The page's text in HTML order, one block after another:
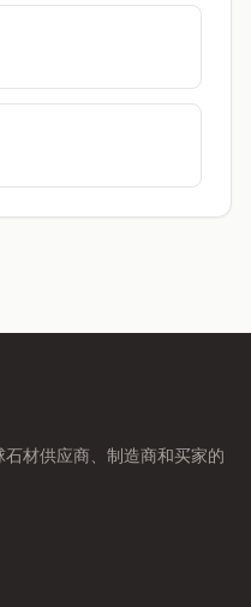
材供应商、制造商和买家的